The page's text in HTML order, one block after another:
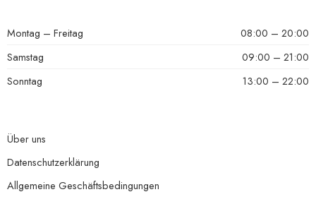
Montag – Freitag
08:00 – 20:00
Samstag
09:00 – 21:00
Sonntag
13:00 – 22:00
Über uns
Datenschutzerklärung
Allgemeine Geschäftsbedingungen